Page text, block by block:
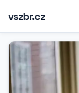
vszbr.cz